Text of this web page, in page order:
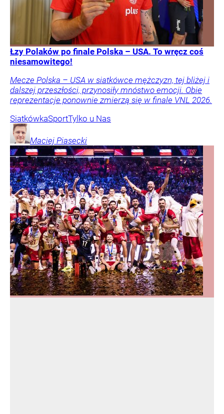
Łzy Polaków po finale Polska – USA. To wręcz coś
niesamowitego!
Mecze Polska – USA w siatkówce mężczyzn, tej bliżej i
dalszej przeszłości, przynosiły mnóstwo emocji. Obie
reprezentacje ponownie zmierzą się w finale VNL 2026.
SiatkówkaSportTylko u Nas
Maciej Piasecki